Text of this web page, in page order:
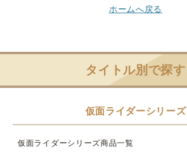
ホームへ戻る
タイトル別で探す
仮面ライダーシリーズ
仮面ライダーシリーズ商品一覧